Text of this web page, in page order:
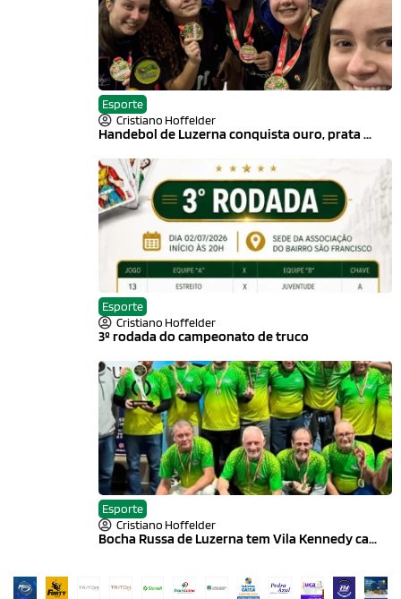
Esporte
Cristiano Hoffelder
Handebol de Luzerna conquista ouro, prata ...
Esporte
Cristiano Hoffelder
3º rodada do campeonato de truco
Esporte
Cristiano Hoffelder
Bocha Russa de Luzerna tem Vila Kennedy ca...